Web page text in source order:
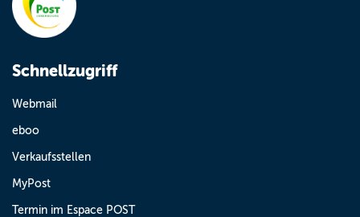
Schnellzugriff
Webmail
eboo
Verkaufsstellen
MyPost
Termin im Espace POST